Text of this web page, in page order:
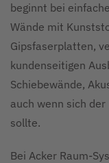
beginnt bei
Wände mit
Gipsfaserplatten,
kundenseitigen
Schiebewände,
auch wenn sich
sollte.
Bei Acker Raum-